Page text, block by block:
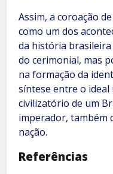
Assim, a coroação
como um dos
da história
do cerimonial, mas
na formação da
síntese entre o
civilizatório de um
imperador, também
nação.
Referências